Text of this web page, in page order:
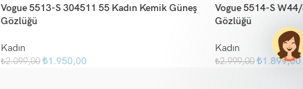
Vogue 5513-S 304511 55 Kadın Kemik Güneş
Gözlüğü
Kadın
₺2.099,00 ₺1.950,00
Vogue 5514-S
Gözlüğü
Kadın
₺2.999,00 ₺1.899,00